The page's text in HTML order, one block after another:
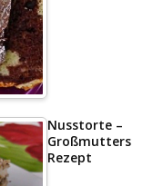
Nusstorte –
Großmutters
Rezept